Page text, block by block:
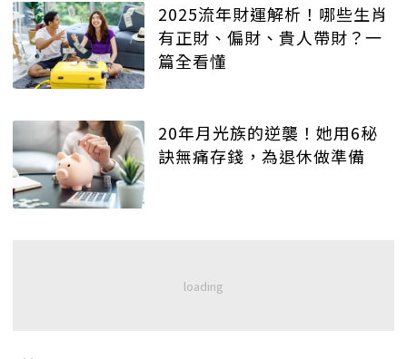
2025流年財運解析！哪些生肖
有正財、偏財、貴人帶財？一
篇全看懂
20年月光族的逆襲！她用6秘
訣無痛存錢，為退休做準備